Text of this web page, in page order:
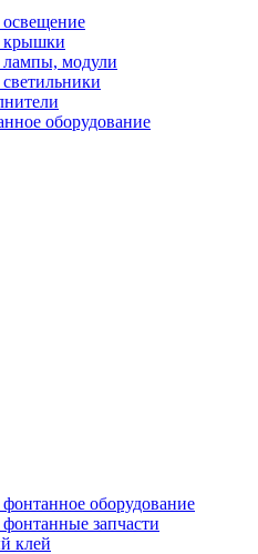
освещение
крышки
лампы, модули
оборудование
оборудование
запчасти
клей